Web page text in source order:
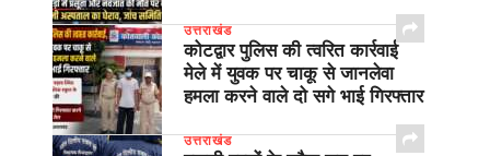
उत्तराखंड
कोटद्वार पुलिस की त्वरित कार्रवाई
मेले में युवक पर चाकू से जानलेवा
हमला करने वाले दो सगे भाई गिरफ्तार
उत्तराखंड